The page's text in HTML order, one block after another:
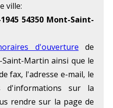
ville:
54350 Mont-Saint-
d'ouverture de
Martin ainsi que le
fax, l'adresse e-mail, le
sur la
rendre sur la page de